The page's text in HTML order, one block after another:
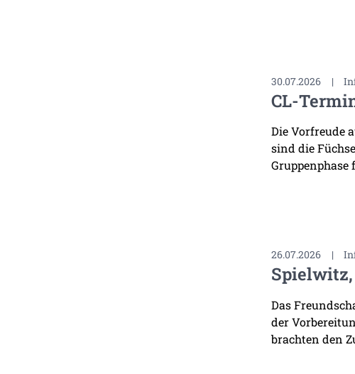
30.07.2026 |
CL-
Die Vorfreude
sind die
26.07.2026 |
Das
der
brachten den